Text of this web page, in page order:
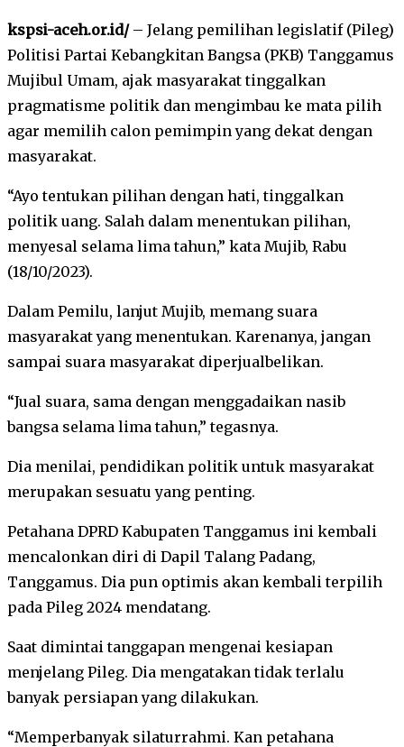
kspsi-aceh.or.id/– Jelang pemilihan legislatif (Pileg)
Politisi Partai Kebangkitan Bangsa (PKB) Tanggamus
Mujibul Umam, ajak masyarakat tinggalkan
pragmatisme politik dan mengimbau ke mata pilih
agar memilih calon pemimpin yang dekat dengan
masyarakat.
“Ayo tentukan pilihan dengan hati, tinggalkan
politik uang. Salah dalam menentukan pilihan,
menyesal selama lima tahun,” kata Mujib, Rabu
(18/10/2023).
Dalam Pemilu, lanjut Mujib, memang suara
masyarakat yang menentukan. Karenanya, jangan
sampai suara masyarakat diperjualbelikan.
“Jual suara, sama dengan menggadaikan nasib
bangsa selama lima tahun,” tegasnya.
Dia menilai, pendidikan politik untuk masyarakat
merupakan sesuatu yang penting.
Petahana DPRD Kabupaten Tanggamus ini kembali
mencalonkan diri di Dapil Talang Padang,
Tanggamus. Dia pun optimis akan kembali terpilih
pada Pileg 2024 mendatang.
Saat dimintai tanggapan mengenai kesiapan
menjelang Pileg. Dia mengatakan tidak terlalu
banyak persiapan yang dilakukan.
“Memperbanyak silaturrahmi. Kan petahana